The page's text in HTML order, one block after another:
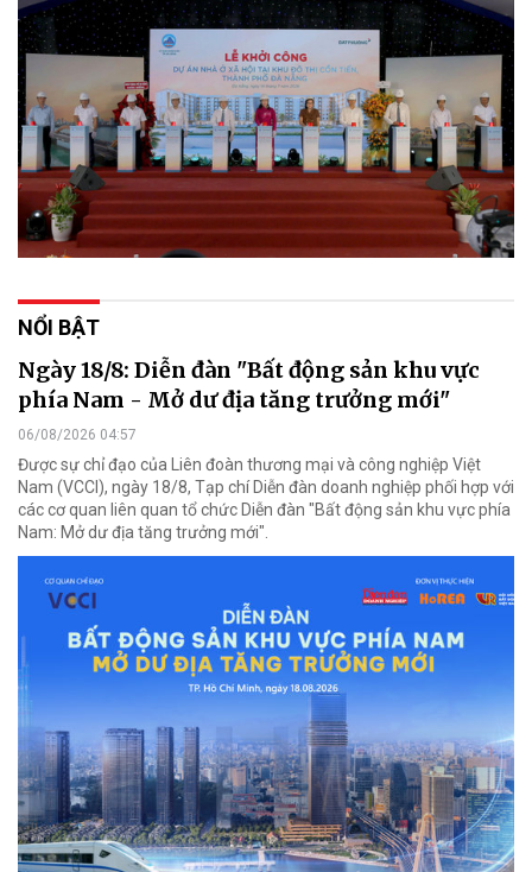
NỔI BẬT
Ngày 18/8: Diễn đàn "Bất động sản khu vực
phía Nam - Mở dư địa tăng trưởng mới"
06/08/2026 04:57
Được sự chỉ đạo của Liên đoàn thương mại và công nghiệp Việt
Nam (VCCI), ngày 18/8, Tạp chí Diễn đàn doanh nghiệp phối hợp với
các cơ quan liên quan tổ chức Diễn đàn "Bất động sản khu vực phía
Nam: Mở dư địa tăng trưởng mới".